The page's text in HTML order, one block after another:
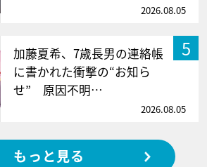
2026.08.05
5
加藤夏希、7歳長男の連絡帳
に書かれた衝撃の“お知ら
せ” 原因不明…
2026.08.05
もっと見る